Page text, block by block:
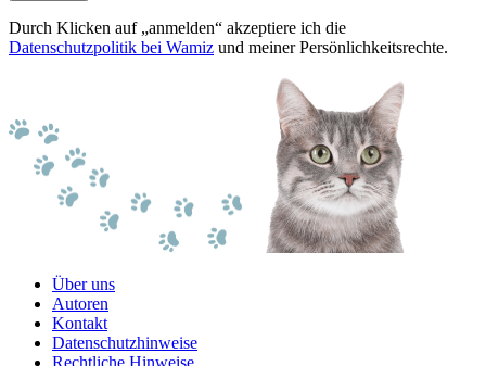
Durch Klicken auf „anmelden“ akzeptiere ich die
Datenschutzpolitik bei Wamiz und meiner Persönlichkeitsrechte.
Über uns
Autoren
Kontakt
Datenschutzhinweise
Rechtliche Hinweise